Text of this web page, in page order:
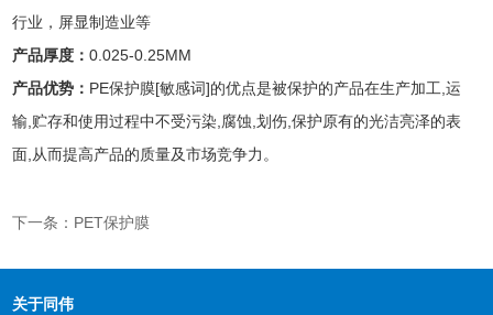
行业，屏显制造业等
产品厚度：0.025-0.25MM
产品优势： PE保护膜[敏感词]的优点是被保护的产品在生产加工,运
输,贮存和使用过程中不受污染,腐蚀,划伤,保护原有的光洁亮泽的表
面,从而提高产品的质量及市场竞争力。
下一条：PET保护膜
关于同伟